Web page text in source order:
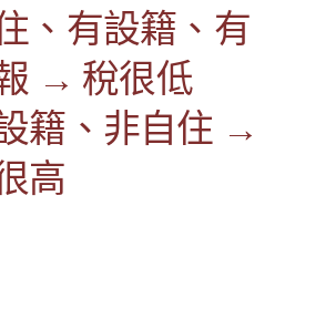
、有設籍、有
→ 稅很低
籍、非自住 →
高